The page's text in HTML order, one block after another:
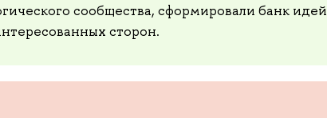
сообщества, сформировали банк идей
сторон.